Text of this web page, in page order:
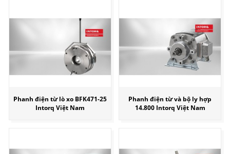
Phanh điện từ lò xo BFK471-25
Intorq Việt Nam
Phanh điện từ và bộ ly hợp
14.800 Intorq Việt Nam